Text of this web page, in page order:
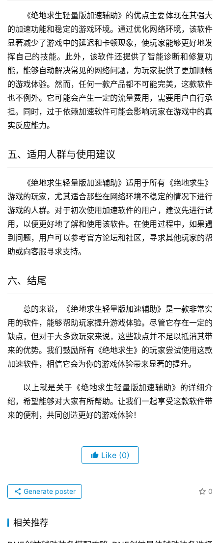
《绝地求生轻量版加速辅助》的优点主要体现在其强大
的加速功能和稳定的游戏环境。通过优化网络环境，该软件
显著减少了游戏中的延迟和卡顿现象，使玩家能够更好地发
挥自己的技能。此外，该软件还提供了智能诊断和修复功
能，能够自动解决常见的网络问题，为玩家提供了更加顺畅
的游戏体验。然而，任何一款产品都不可能完美，这款软件
也不例外。它可能会产生一定的流量费用，需要用户自行承
担。同时，过于依赖加速软件可能会影响玩家在游戏中的真
实反应能力。
五、适用人群与使用建议
《绝地求生轻量版加速辅助》适用于所有《绝地求生》
游戏的玩家，尤其适合那些在网络环境不稳定的情况下进行
游戏的人群。对于初次使用加速软件的用户，建议先进行试
用，以便更好地了解和使用该软件。在使用过程中，如果遇
到问题，用户可以参考官方论坛和社区，寻求其他玩家的帮
助或向客服寻求支持。
六、结尾
总的来说，《绝地求生轻量版加速辅助》是一款非常实
用的软件，能够帮助玩家提升游戏体验。尽管它存在一定的
缺点，但对于大多数玩家来说，这些缺点并不足以抵消其带
来的优势。我们鼓励所有《绝地求生》的玩家尝试使用这款
加速软件，相信它会为你的游戏体验带来显著的提升。
以上就是关于《绝地求生轻量版加速辅助》的详细介
绍，希望能够对大家有所帮助。让我们一起享受这款软件带
来的便利，共同创造更好的游戏体验！
Like (0)
0
Generate poster
相关推荐